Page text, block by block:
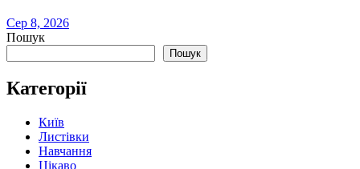
Сер 8, 2026
Пошук
Пошук
Категорії
Київ
Листівки
Навчання
Цікаво